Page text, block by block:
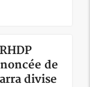
de
divise